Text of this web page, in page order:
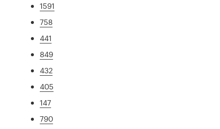
1591
758
441
849
432
405
147
790